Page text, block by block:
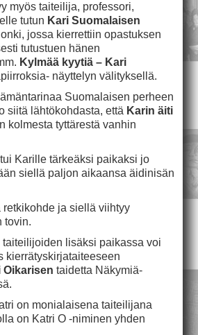
myös taiteilija, professori,
tutun Kari Suomalaisen
jossa kierrettiin opastuksen
tutustuen hänen
Kylmää kyytiä – Kari
näyttelyn välityksellä.
Suomalaisen perheen
siitä lähtökohdasta, että Karin äiti
kolmesta tyttärestä vanhin
Karille tärkeäksi paikaksi jo
siellä paljon aikaansa äidinisän
ja siellä viihtyy
tovin.
lisäksi paikassa voi
kierrätyskirjataiteeseen
Oikarisen taidetta Näkymiä-
on monialaisena taiteilijana
on Katri O -niminen yhden